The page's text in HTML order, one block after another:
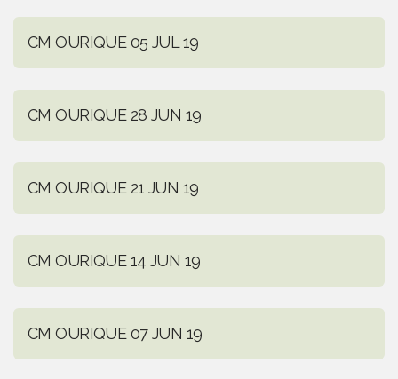
CM OURIQUE 05 JUL 19
CM OURIQUE 28 JUN 19
CM OURIQUE 21 JUN 19
CM OURIQUE 14 JUN 19
CM OURIQUE 07 JUN 19